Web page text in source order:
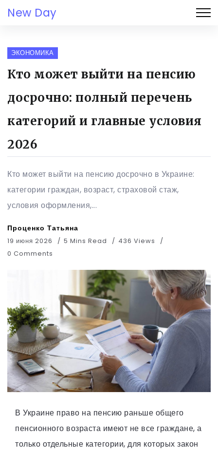
New Day
ЭКОНОМИКА
Кто может выйти на пенсию
досрочно: полный перечень
категорий и главные условия
2026
Кто может выйти на пенсию досрочно в Украине:
категории граждан, возраст, страховой стаж,
условия оформления,...
Проценко Татьяна
19 июня 2026 5 Mins Read
436 Views
0 Comments
В Украине право на пенсию раньше общего
пенсионного возраста имеют не все граждане, а
только отдельные категории, для которых закон